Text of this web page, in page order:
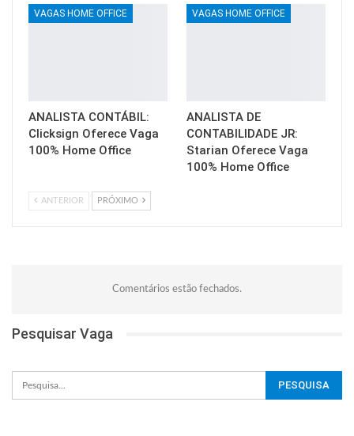
VAGAS HOME OFFICE
ANALISTA CONTÁBIL:
Clicksign Oferece Vaga
100% Home Office
VAGAS HOME OFFICE
ANALISTA DE
CONTABILIDADE JR:
Starian Oferece Vaga
100% Home Office
ANTERIOR PRÓXIMO
Comentários estão fechados.
Pesquisar Vaga